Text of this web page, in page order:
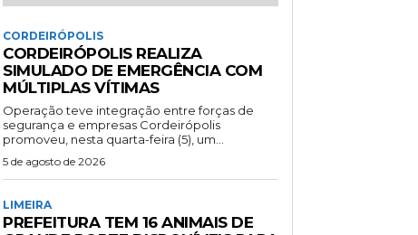
CORDEIRÓPOLIS
CORDEIRÓPOLIS REALIZA
SIMULADO DE EMERGÊNCIA COM
MÚLTIPLAS VÍTIMAS
Operação teve integração entre forças de
segurança e empresas Cordeirópolis
promoveu, nesta quarta-feira (5), um...
5 de agosto de 2026
LIMEIRA
PREFEITURA TEM 16 ANIMAIS DE